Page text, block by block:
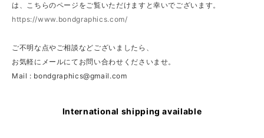
は、こちらのページをご覧いただけますと幸いでございます。
https://www.bondgraphics.com/
ご不明な点やご相談などございましたら、
お気軽にメールにてお問い合わせくださいませ。
Mail : bondgraphics@gmail.com
International shipping available